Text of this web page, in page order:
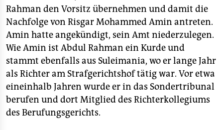
unterstützen
abo
genossenschaft
epaper login
Rahman den Vorsitz übernehmen und damit die
Nachfolge von Risgar Mohammed Amin antreten.
Amin hatte angekündigt, sein Amt niederzulegen.
Wie Amin ist Abdul Rahman ein Kurde und
stammt ebenfalls aus Suleimania, wo er lange Jahr
als Richter am Strafgerichtshof tätig war. Vor etwa
eineinhalb Jahren wurde er in das Sondertribunal
berufen und dort Mitglied des Richterkollegiums
des Berufungsgerichts.